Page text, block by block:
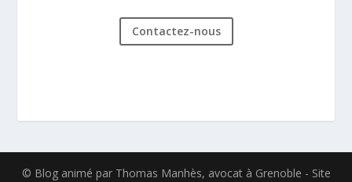
Contactez-nous
© Blog animé par Thomas Manhès, avocat à Grenoble - Site